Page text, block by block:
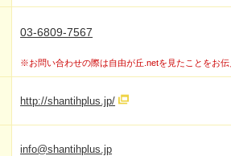
03-6809-7567
※お問い合わせの際は自由が丘.netを見たことをお
http://shantihplus.jp/
info@shantihplus.jp